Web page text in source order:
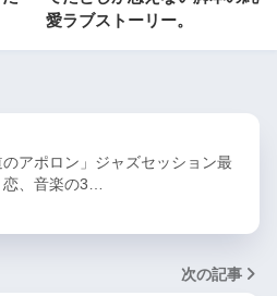
愛ラブストーリー。
アポロン」ジャズセッション最
、音楽の3…
次の記事